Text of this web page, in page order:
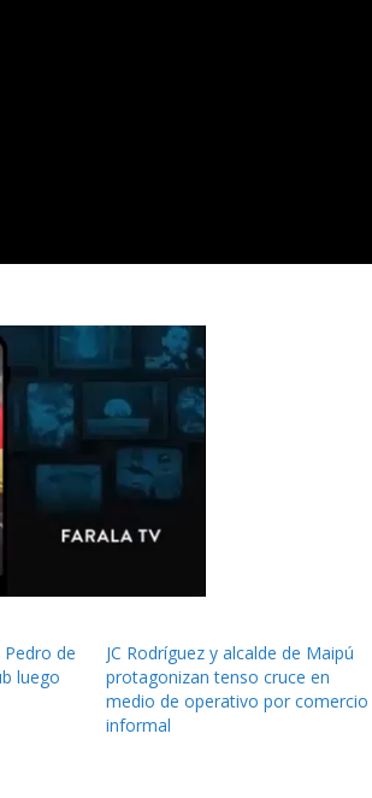
Pedro de
luego
JC Rodríguez y alcalde de Maipú
protagonizan tenso cruce en
medio de operativo por comercio
informal